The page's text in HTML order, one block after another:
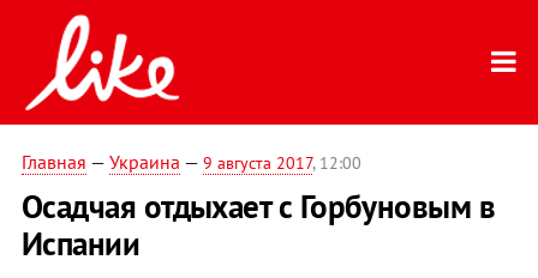
Главная — Украина — 9 августа 2017, 12:00
Осадчая отдыхает с Горбуновым в
Испании